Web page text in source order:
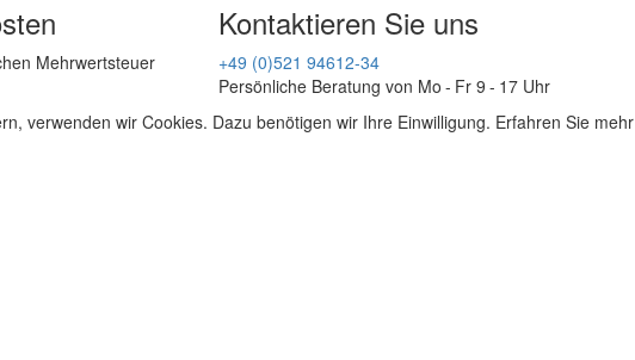
Mehrwertsteuer
Kontaktieren Sie uns
+49 (0)521 94612-34
Persönliche Beratung von Mo - Fr 9 - 17 Uhr
verwenden wir Cookies. Dazu benötigen wir Ihre Einwilligung. Erfahren Sie